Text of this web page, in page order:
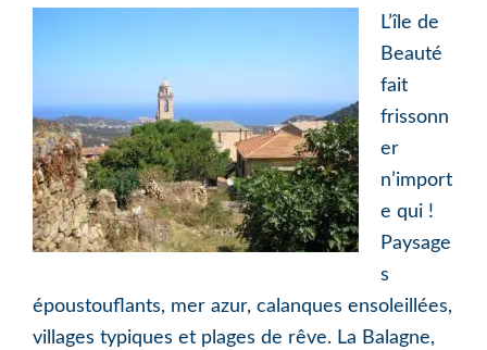
L’île de
Beauté
fait
frissonn
er
n’import
e qui !
Paysage
s
époustouflants, mer azur, calanques ensoleillées,
villages typiques et plages de rêve. La Balagne,